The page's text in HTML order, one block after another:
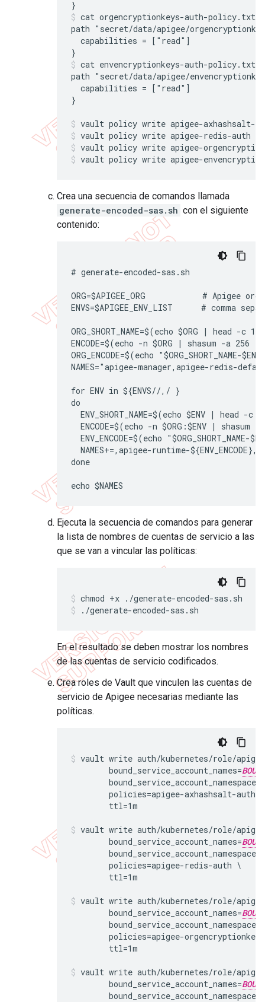
}
cat orgencryptionkeys-auth-policy.txt
path "secret/data/apigee/
  capabilities = ["read"]
}
cat envencryptionkeys-auth-policy.txt
path "secret/data/apigee/
  capabilities = ["read"]
}
vault policy write apigee-axhashsalt-
vault policy write apigee-redis-auth
vault policy write apigee-
vault policy write apigee-
Crea una secuencia de comandos llamada
generate-encoded-sas.sh con el siguiente
contenido:
# generate-encoded-sas.sh
ORG=$APIGEE_ORG            # Apigee
ENVS=$APIGEE_ENV_LIST      # comma
ORG_SHORT_NAME=$(echo $ORG | head -c 15)
ENCODE=$(echo -n $ORG | shasum -a 256
ORG_ENCODE=$(echo "$ORG_SHORT_NAME-
NAMES="apigee-manager,apigee-redis-
for ENV in ${ENVS//,/ }
do
ENV_SHORT_NAME=$(echo $ENV | head -c
ENCODE=$(echo -n $ORG:$ENV | shasum -
ENV_ENCODE=$(echo "$ORG_SHORT_NAME-
NAMES+=,apigee-runtime-
done
Ejecuta la secuencia de comandos para generar
la lista de nombres de cuentas de servicio a las
que se van a vincular las políticas:
chmod +x ./generate-encoded-sas.sh
./generate-encoded-sas.sh
En el resultado se deben mostrar los nombres
de las cuentas de servicio codificados.
Crea roles de Vault que vinculen las cuentas de
servicio de Apigee necesarias mediante las
políticas.
vault write auth/kubernetes/role/
	bound_service_account_names=
	bound_service_account_namespaces=
vault write auth/kubernetes/role/
	bound_service_account_names=
	bound_service_account_namespaces=
vault write auth/kubernetes/role/
	bound_service_account_names=
	bound_service_account_namespaces=
vault write auth/kubernetes/role/
	bound_service_account_names=
	bound_service_account_namespaces=